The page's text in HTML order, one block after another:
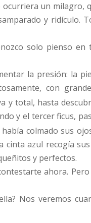
un milagro,
y ridículo.
solo pienso
la presión: la
con
y total, hasta
y el tercer ficus,
colmado sus
cinta azul recogía
y perfectos.
ahora.
Nos veremos